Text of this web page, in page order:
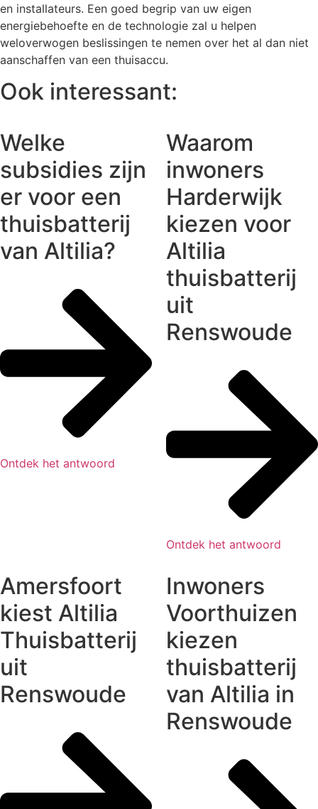
en installateurs. Een goed begrip van uw eigen
energiebehoefte en de technologie zal u helpen
weloverwogen beslissingen te nemen over het al dan niet
aanschaffen van een thuisaccu.
Ook interessant:
Welke
subsidies zijn
er voor een
thuisbatterij
van Altilia?
Ontdek het antwoord
Waarom
inwoners
Harderwijk
kiezen voor
Altilia
thuisbatterij
uit
Renswoude
Ontdek het antwoord
Amersfoort
kiest Altilia
Thuisbatterij
uit
Renswoude
Inwoners
Voorthuizen
kiezen
thuisbatterij
van Altilia in
Renswoude